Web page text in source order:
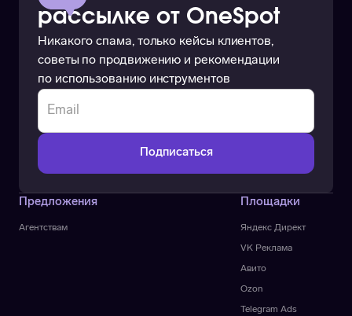
рассылке от OneSpot
Никакого спама, только кейсы клиентов,
советы по продвижению и рекомендации
по использованию инструментов
Предложения
Агентствам Яндекс Директ
VK Реклама
Площадки
Авито
Ozon
Telegram Ads